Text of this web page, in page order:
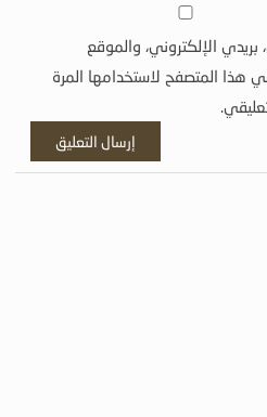
الإلكتروني، والموقع
هذا المتصفح لاستخدامها المرة